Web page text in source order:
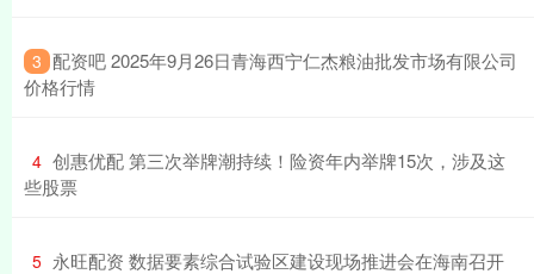
3 ​配资吧 2025年9月26日青海西宁仁杰粮油批发市场有限公司
价格行情
4 ​创惠优配 第三次举牌潮持续！险资年内举牌15次，涉及这
些股票
5 ​永旺配资 数据要素综合试验区建设现场推进会在海南召开